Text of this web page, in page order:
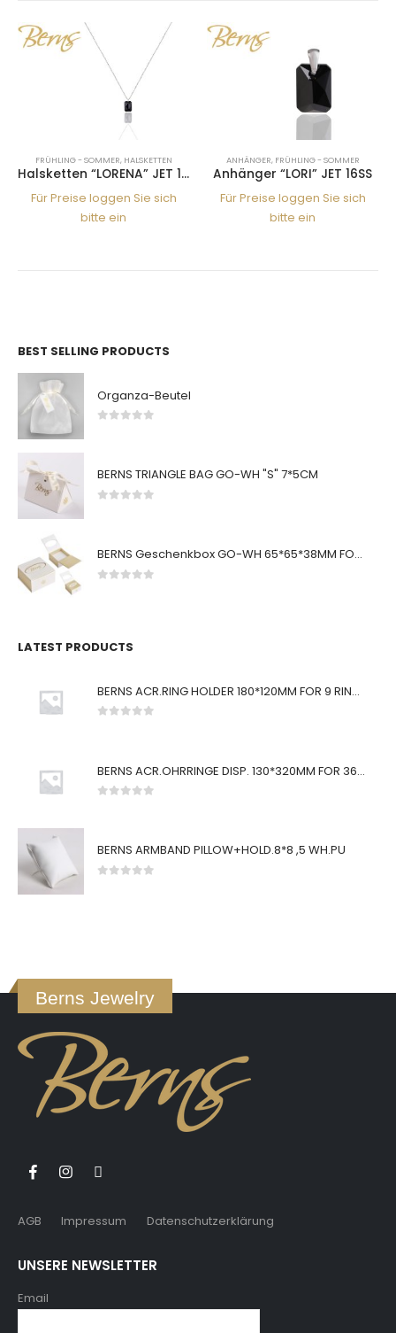
FRÜHLING - SOMMER, HALSKETTEN
Halsketten “LORENA” JET 1*SS
Für Preise loggen Sie sich
bitte ein
ANHÄNGER, FRÜHLING - SOMMER
Anhänger “LORI” JET 16SS
Für Preise loggen Sie sich
bitte ein
BEST SELLING PRODUCTS
Organza-Beutel
BERNS TRIANGLE BAG GO-WH "S" 7*5CM
BERNS Geschenkbox GO-WH 65*65*38MM FOR SMALL SETS
LATEST PRODUCTS
BERNS ACR.RING HOLDER 180*120MM FOR 9 RINGS
BERNS ACR.OHRRINGE DISP. 130*320MM FOR 36 PAIRS
BERNS ARMBAND PILLOW+HOLD.8*8 ,5 WH.PU
Berns Jewelry
AGB Impressum Datenschutzerklärung
UNSERE NEWSLETTER
Email